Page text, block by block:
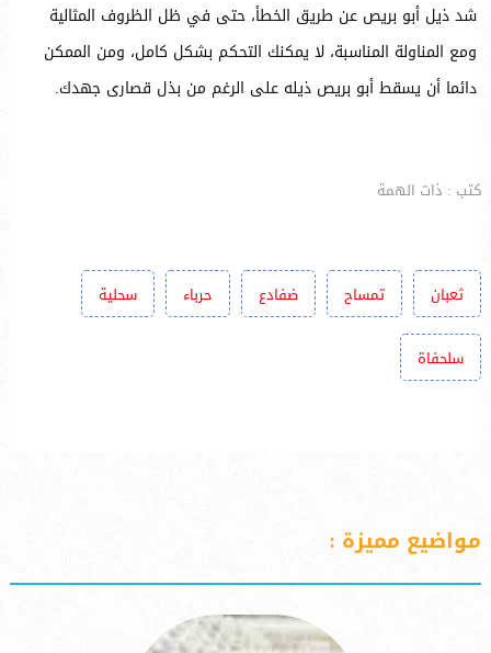
شد ذيل أبو بريص عن طريق الخطأ، حتى في ظل الظروف المثالية
ومع المناولة المناسبة، لا يمكنك التحكم بشكل كامل، ومن الممكن
دائما أن يسقط أبو بريص ذيله على الرغم من بذل قصارى جهدك.
كتب : ذات الهمة
ثعبان تمساح ضفادع حرباء سحلية
سلحفاة
مواضيع مميزة :